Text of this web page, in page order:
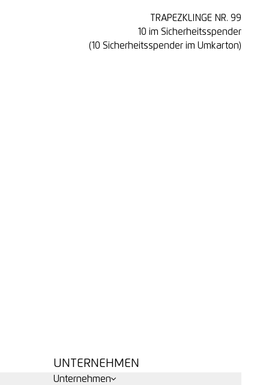
TRAPEZKLINGE NR. 99
10 im Sicherheitsspender
(10 Sicherheitsspender im Umkarton)
UNTERNEHMEN
Unternehmen